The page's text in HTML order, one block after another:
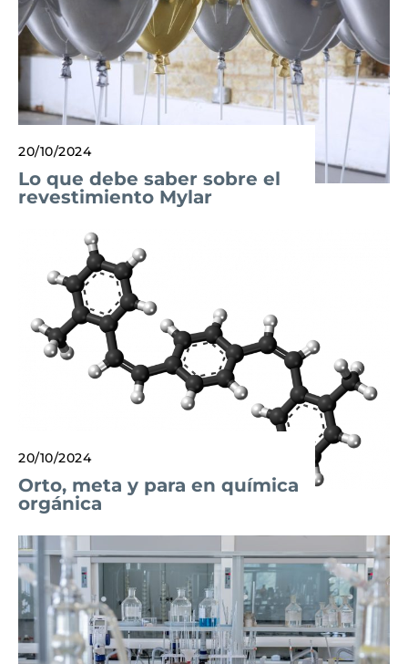
20/10/2024
Lo que debe saber sobre el
revestimiento Mylar
20/10/2024
Orto, meta y para en química
orgánica